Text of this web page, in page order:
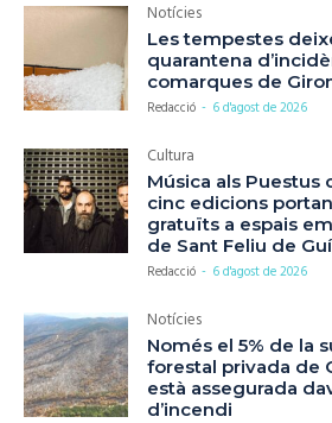
Notícies
Les tempestes
quarantena
comarques de
Redacció - 6 d'agost de 2026
Cultura
Música als Puestus
cinc edicions
gratuïts a espais
de Sant Feliu de
Redacció - 6 d'agost de 2026
Notícies
Només el 5% de la
forestal privada de
està assegurada
d’incendi